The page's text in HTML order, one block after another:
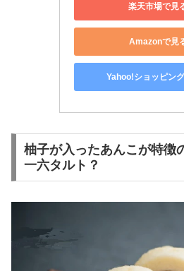
楽天市場で見
Amazonで見
Yahoo!ショッピン
柚子が入ったあんこが特徴
一六タルト？